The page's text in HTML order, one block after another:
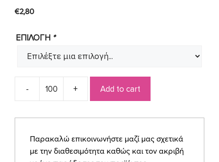
€2,80
ΕΠΙΛΟΓΗ *
Μπομπονιερα
&
βαμβακοσατέν
ΓΠ0079
Add to cart
Παρακαλώ επικοινωνήστε μαζί μας σχετικά
με την διαθεσιμότητα καθώς και τον ακριβή